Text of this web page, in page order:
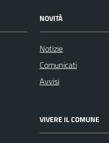
NOVITÀ
Notizie
Comunicati
Avvisi
VIVERE IL COMUNE